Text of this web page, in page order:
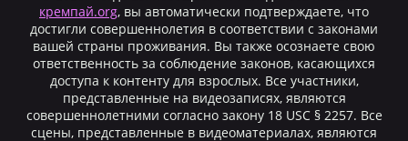
кремпай.org, вы автоматически подтверждаете, что
достигли совершеннолетия в соответствии с законами
вашей страны проживания. Вы также осознаете свою
ответственность за соблюдение законов, касающихся
доступа к контенту для взрослых. Все участники,
представленные на видеозаписях, являются
совершеннолетними согласно закону 18 USC § 2257. Все
сцены, представленные в видеоматериалах, являются